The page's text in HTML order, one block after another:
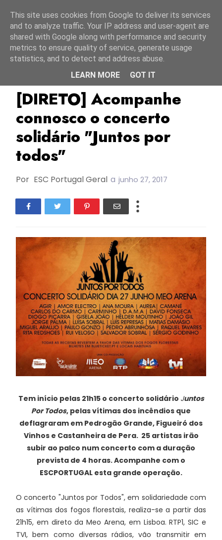
Juntos Por Todos RTP SIC
[DIRETO] Acompanhe
connosco o concerto
solidário "Juntos por
todos"
Por ESC Portugal Geral a junho 27, 2017
Tem início pelas 21h15 o concerto solidário Juntos
Por Todos, pelas vítimas dos incêndios que
deflagraram em Pedrogão Grande, Figueiró dos
Vinhos e Castanheira de Pera. 25 artistas irão
subir ao palco num concerto com a duração
prevista de 4 horas. Acompanhe com o
ESCPORTUGAL esta grande operação.
O concerto "Juntos por Todos", em solidariedade com
as vítimas dos fogos florestais, realiza-se a partir das
21h15, em direto da Meo Arena, em Lisboa. RTP1, SIC e
TVI, bem como diversas rádios, vão transmitir em
This site uses cookies from Google to deliver its services
and to analyze traffic. Your IP address and user-agent are
shared with Google along with performance and security
metrics to ensure quality of service, generate usage
statistics, and to detect and address abuse.
LEARN MORE
GOT IT